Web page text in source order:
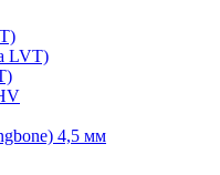
LVT)
4,5 мм